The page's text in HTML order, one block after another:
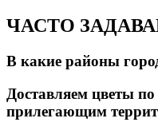
ЧАСТО
В какие районы
Доставляем цветы
прилегающим